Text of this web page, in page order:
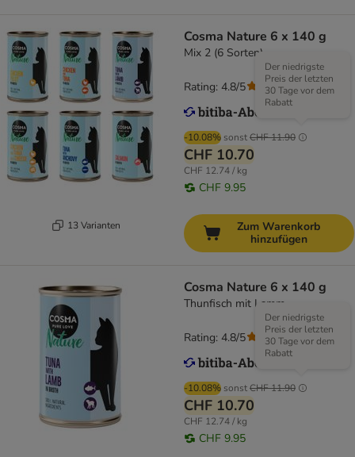
13 Varianten
Cosma Nature 6 x 140 g
Mix 2 (6 Sorten)
-10.08% sonstCHF 11.90
Der niedrigste
Preis der letzten
30 Tage vor dem
Rabatt
CHF 10.70
CHF 12.74 / kg
CHF 9.95
Rating: 4.8/5 (107)
Zum Warenkorb
hinzufügen
Cosma Nature 6 x 140 g
Thunfisch mit Lamm
-10.08% sonstCHF 11.90
Der niedrigste
Preis der letzten
30 Tage vor dem
Rabatt
CHF 10.70
CHF 12.74 / kg
CHF 9.95
Rating: 4.8/5 (107)